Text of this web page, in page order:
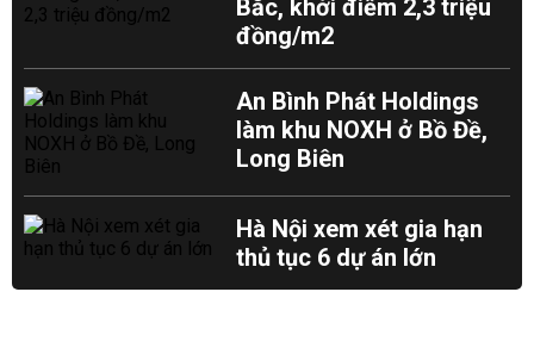
Bắc, khởi điểm 2,3 triệu
đồng/m2
An Bình Phát Holdings
làm khu NOXH ở Bồ Đề,
Long Biên
Hà Nội xem xét gia hạn
thủ tục 6 dự án lớn